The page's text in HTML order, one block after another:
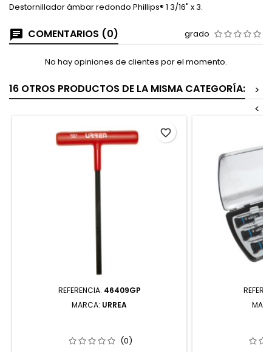
Destornillador ámbar redondo Phillips® 1 3/16" x 3.
COMENTARIOS (0) grado
No hay opiniones de clientes por el momento.
16 OTROS PRODUCTOS DE LA MISMA CATEGORÍA:
>
<
REFERENCIA: 46409GP
MARCA: URREA
9/64" URREA(0)
favorite_border
ESD ANTI-